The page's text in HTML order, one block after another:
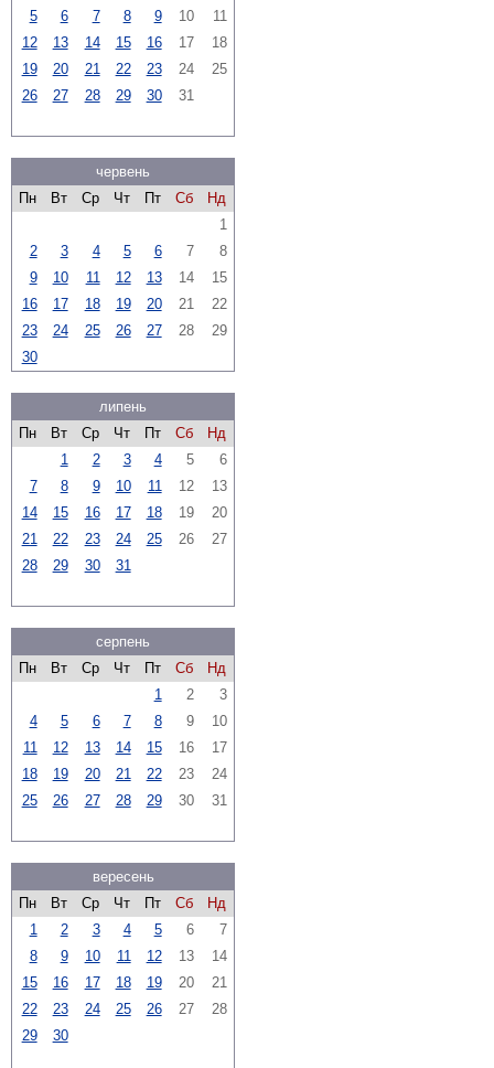
5
6 7 8 9 10
11
12
13 14 15 16 17
18
19
20 21 22 23 24
25
26
27 28 29 30 31
червень
Пн
Вт Ср Чт Пт Сб
Нд
1
2
3 4 5 6 7
8
9
10 11 12 13 14
15
16
17 18 19 20 21
22
23
24 25 26 27 28
29
30
липень
Пн
Вт Ср Чт Пт Сб
Нд
1
2 3 4 5
6
7
8 9 10 11 12
13
14
15 16 17 18 19
20
21
22 23 24 25 26
27
28
29 30 31
серпень
Пн
Вт Ср Чт Пт Сб
Нд
1
2
3
4
5 6 7 8 9
10
11
12 13 14 15 16
17
18
19 20 21 22 23
24
25
26 27 28 29 30 31
вересень
Пн
Вт Ср Чт Пт Сб
Нд
1
2 3 4 5 6
7
8
9 10 11 12 13
14
15
16 17 18 19 20
21
22
23 24 25 26 27
28
29
30